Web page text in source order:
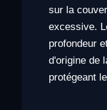
sur la
excessive.
profondeur
d'origine de
protégeant